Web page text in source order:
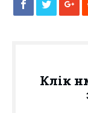
Көлік